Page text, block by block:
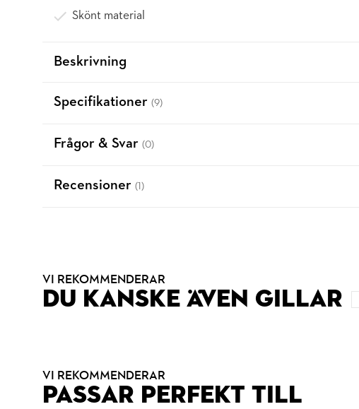
Skönt material
Beskrivning
Specifikationer (9)
Frågor & Svar (0)
Recensioner (1)
VI REKOMMENDERAR
DU KANSKE ÄVEN GILLAR
VI REKOMMENDERAR
PASSAR PERFEKT TILL